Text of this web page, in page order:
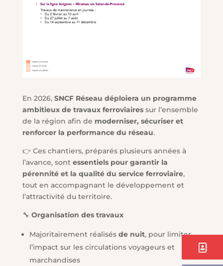
En 2026, SNCF Réseau déploiera un programme
ambitieux de travaux ferroviairessur l’ensemble
de la région afin de moderniser, sécuriser et
renforcer la performance du réseau.
👉 Ces chantiers, préparés plusieurs années à
l’avance, sont essentiels pour garantir la
pérennité et la qualité du service ferroviaire,
tout en accompagnant le développement et
l’attractivité du territoire.
🔧 Organisation des travaux
Majoritairement réalisés de nuit, pour limiter
l’impact sur les circulations voyageurs et
marchandises
Contact